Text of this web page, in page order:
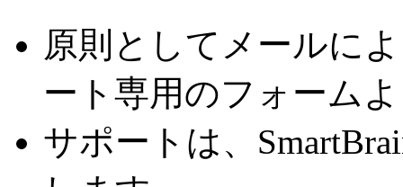
原則としてメールに
ート専用のフォーム
サポートは、